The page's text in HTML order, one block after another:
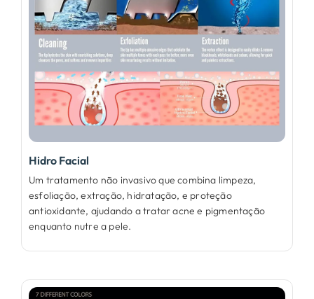
Hidro Facial
Um tratamento não invasivo que combina limpeza,
esfoliação, extração, hidratação, e proteção
antioxidante, ajudando a tratar acne e pigmentação
enquanto nutre a pele.